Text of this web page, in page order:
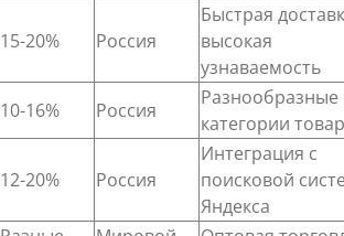
15-20% Россия
Быстрая
высокая
узнаваемость
10-16% Россия
Разнообразные
категории
12-20% Россия
Интеграция с
поисковой
Яндекса